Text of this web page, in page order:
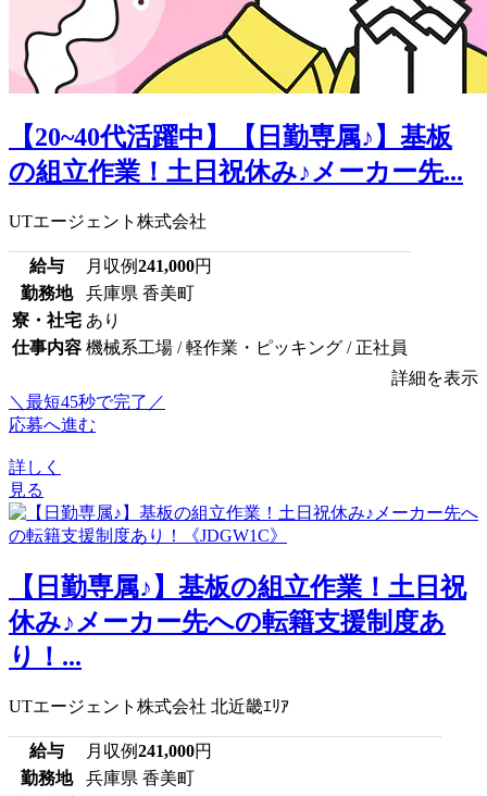
【20~40代活躍中】【日勤専属♪】基板
の組立作業！土日祝休み♪メーカー先...
UTエージェント株式会社
給与 月収例241,000円
勤務地
兵庫県 香美町
寮・社宅 あり
仕事内容 機械系工場 / 軽作業・ピッキング / 正社員
詳細を表示
＼最短45秒で完了／
応募へ進む
詳しく
見る
【日勤専属♪】基板の組立作業！土日祝
休み♪メーカー先への転籍支援制度あ
り！...
UTエージェント株式会社 北近畿ｴﾘｱ
給与 月収例241,000円
勤務地
兵庫県 香美町